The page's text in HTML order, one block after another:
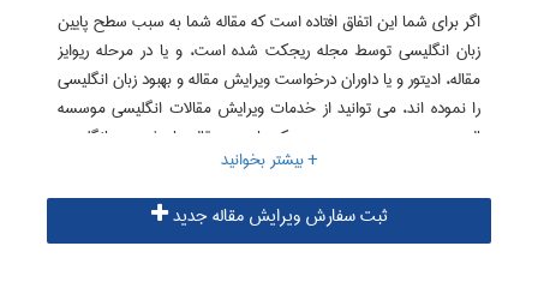
اگر برای شما این اتفاق افتاده است که مقاله شما به سبب سطح پایین
زبان انگلیسی توسط مجله ریجکت شده است، و یا در مرحله ریوایز
مقاله، ادیتور و یا داوران درخواست ویرایش مقاله و بهبود زبان انگلیسی
را نموده اند، می توانید از خدمات ویرایش مقالات انگلیسی موسسه
البرز بهره جویید. همچنین ممکن است مقاله را خود به انگلیسی
نگارش کرده باشید و تمایل داشته باشید مقاله توسط یک مترجم هم
رشته شما مورد بازبینی و ویرایش قرار گرفته و سپس مقاله را برای
مجله ارسال نمایید. در این صورت نیز خدمات ویرایش مقالات
انگلیسی ما مناسب شما خواهد بود.
ثبت سفارش ویرایش مقاله جدید